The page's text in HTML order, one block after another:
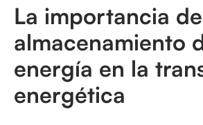
La importancia
almacenamiento
energía en la
energética